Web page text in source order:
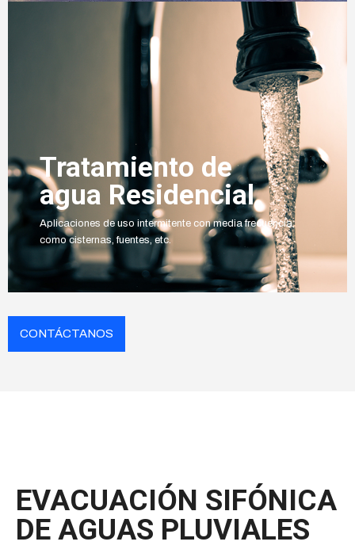
Tratamiento de
agua Residencial
Aplicaciones de uso intermitente con media frecuencia,
como cisternas, fuentes, etc.
CONTÁCTANOS
EVACUACIÓN SIFÓNICA
DE AGUAS PLUVIALES